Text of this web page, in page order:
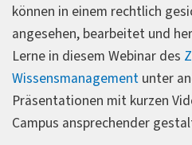
können in einem rechtlich
angesehen, bearbeitet und
Lerne in diesem Webinar des
Wissensmanagement unter
Präsentationen mit kurzen
Campus ansprechender